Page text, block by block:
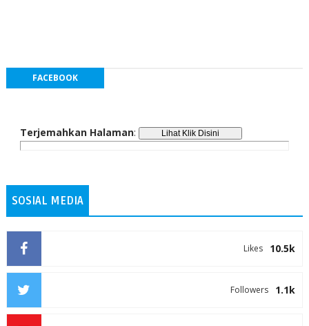
FACEBOOK
Terjemahkan Halaman:
SOSIAL MEDIA
10.5k
Likes
1.1k
Followers